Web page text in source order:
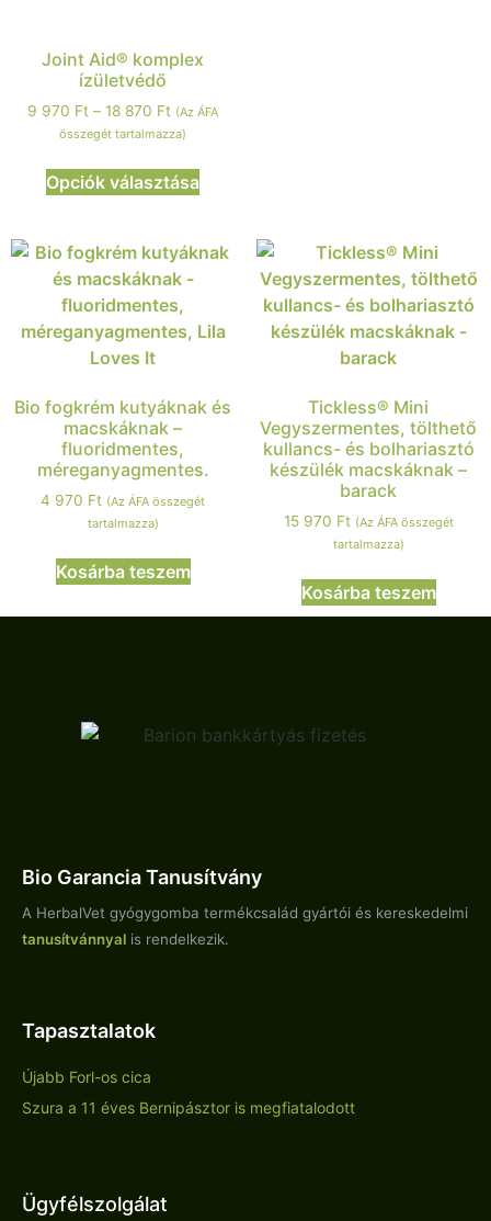
Joint Aid® komplex
ízületvédő
9 970 Ft – 18 870 Ft (Az ÁFA
összegét tartalmazza)
Opciók választása
Bio fogkrém kutyáknak és
macskáknak –
fluoridmentes,
méreganyagmentes.
4 970 Ft (Az ÁFA összegét
tartalmazza)
Kosárba teszem
Tickless® Mini
Vegyszermentes, tölthető
kullancs- és bolhariasztó
készülék macskáknak –
barack
15 970 Ft (Az ÁFA összegét
tartalmazza)
Kosárba teszem
Bio Garancia Tanusítvány
A HerbalVet gyógygomba termékcsalád gyártói és kereskedelmi
tanusítvánnyal is rendelkezik.
Tapasztalatok
Újabb Forl-os cica
Szura a 11 éves Bernipásztor is megfiatalodott
Ügyfélszolgálat